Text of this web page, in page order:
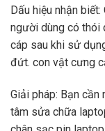
Dấu hiệu nhận
người dùng có thói
cáp sau khi sử
đứt. con vật cưng
Giải pháp: Bạn
tâm sửa chữa